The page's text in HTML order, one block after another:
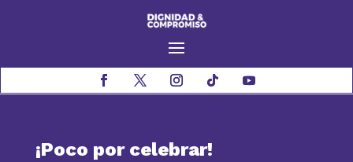
¡Poco por celebrar!